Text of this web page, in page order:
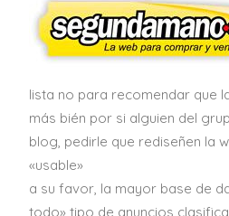
lista no para recomendar que
más bién por si alguien del
blog, pedirle que rediseñen la
«usable»
a su favor, la mayor base de
todo» tipo de anuncios